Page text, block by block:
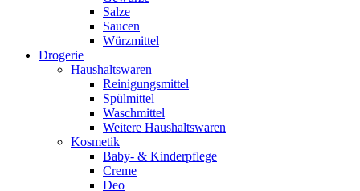
Salze
Saucen
Würzmittel
Drogerie
Haushaltswaren
Reinigungsmittel
Spülmittel
Waschmittel
Weitere Haushaltswaren
Kosmetik
Baby- & Kinderpflege
Creme
Deo